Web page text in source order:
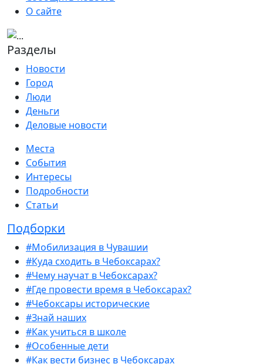
О сайте
Разделы
Новости
Город
Люди
Деньги
Деловые новости
Места
События
Интересы
Подробности
Статьи
Подборки
#Мобилизация в Чувашии
#Куда сходить в Чебоксарах?
#Чему научат в Чебоксарах?
#Где провести время в Чебоксарах?
#Чебоксары исторические
#Знай наших
#Как учиться в школе
#Особенные дети
#Как вести бизнес в Чебоксарах